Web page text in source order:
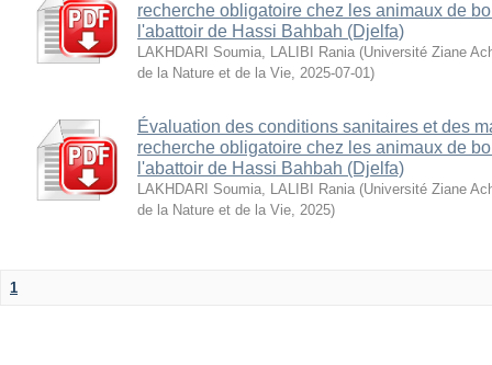
recherche obligatoire chez les animaux de
l'abattoir de Hassi Bahbah (Djelfa)
LAKHDARI Soumia, LALIBI Rania (Université Ziane
de la Nature et de la Vie, 2025-07-01)
Évaluation des conditions sanitaires et des
recherche obligatoire chez les animaux de
l'abattoir de Hassi Bahbah (Djelfa)
LAKHDARI Soumia, LALIBI Rania (Université Ziane
de la Nature et de la Vie, 2025)
1